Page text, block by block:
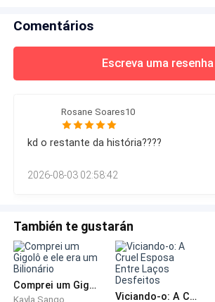
recém-saída da adolescência. Me sinto
repúdio – Você nem é tão bonita assim._
Comentários
Escreva uma resenha
Rosane Soares10
kd o restante da história????
2026-08-03 02:58:42
También te gustarán
Comprei um Gigolô e ele era um Bilionário
Kayla Sango Viciando-o: A Cruel Esposa Entre Laços Desfeitos